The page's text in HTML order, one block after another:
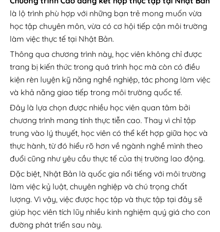
là lộ trình phù hợp với những bạn trẻ mong muốn vừa
học tập chuyên môn, vừa có cơ hội tiếp cận môi trường
làm việc thực tế tại Nhật Bản.
Thông qua chương trình này, học viên không chỉ được
trang bị kiến thức trong quá trình học mà còn có điều
kiện rèn luyện kỹ năng nghề nghiệp, tác phong làm việc
và khả năng giao tiếp trong môi trường quốc tế.
Đây là lựa chọn được nhiều học viên quan tâm bởi
chương trình mang tính thực tiễn cao. Thay vì chỉ tập
trung vào lý thuyết, học viên có thể kết hợp giữa học và
thực hành, từ đó hiểu rõ hơn về ngành nghề mình theo
đuổi cũng như yêu cầu thực tế của thị trường lao động.
Đặc biệt, Nhật Bản là quốc gia nổi tiếng với môi trường
làm việc kỷ luật, chuyên nghiệp và chú trọng chất
lượng. Vì vậy, việc được học tập và thực tập tại đây sẽ
giúp học viên tích lũy nhiều kinh nghiệm quý giá cho con
đường phát triển sau này.